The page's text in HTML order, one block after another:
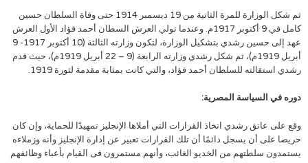
ثم شكل الوزارة للمرة الثانية من 19 ديسمبر 1914 حتى وفاة السلطان حسين
كامل في 9 أكتوبر 1917م. وعندما تولي العرش السطان أحمد فؤاد الأول العرش
عهد إلى حسين رشدي بتشكيل الوزارة، لتكون وزارته الثالثة (10 أكتوبر 1917- 9
أبريل 1919م)، ثم شكل رشدي وزارته الرابعة (9 – 22 أبريل 1919م)، حيث قدم
رشدي استقالته للسلطان أحمد فؤاد، والتي كانت بمثابة مقدمة لثورة 1919.
دوره في السياسة المصرية:
وقع على عاتق رشدي اتخاذ القرارات التي أملاها الإنجليز تمهيدًا للحماية، وإن كان
حريصا على أن يسجل دائمًا أن تلك القرارات تعبير عن إدارة الإنجليز وأنه وزملاءه
يستمدون سلطتهم من الخديو الغائب، وأنهم مستمرون فى القيام بأعباء وظائفهم